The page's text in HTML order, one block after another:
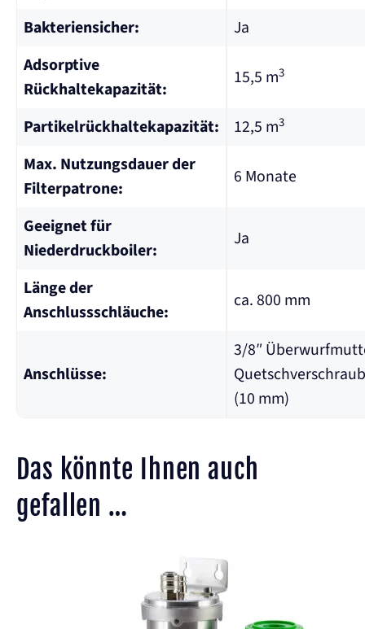
Bakteriensicher:
Ja
Adsorptive
Rückhaltekapazität:
15,5 m3
Partikelrückhaltekapazität: 12,5 m3
Max. Nutzungsdauer der
Filterpatrone:
6 Monate
Geeignet für
Niederdruckboiler:
Ja
Länge der
Anschlussschläuche:
ca. 800 mm
Anschlüsse:
3/8″
(10 mm)
Das könnte Ihnen auch
gefallen …